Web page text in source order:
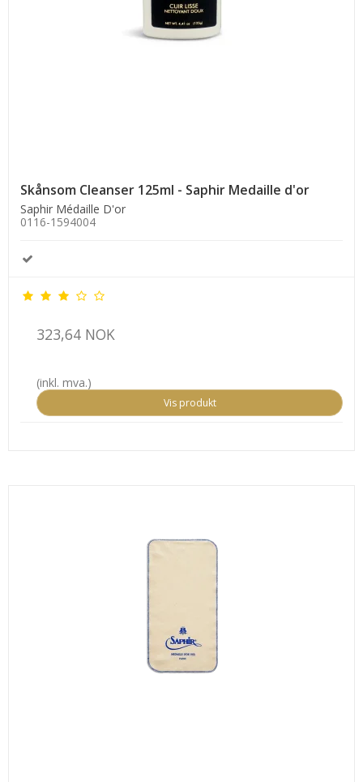
Skånsom Cleanser 125ml - Saphir Medaille d'or
Saphir Médaille D'or
0116-1594004
323,64 NOK
(inkl. mva.)
Vis produkt